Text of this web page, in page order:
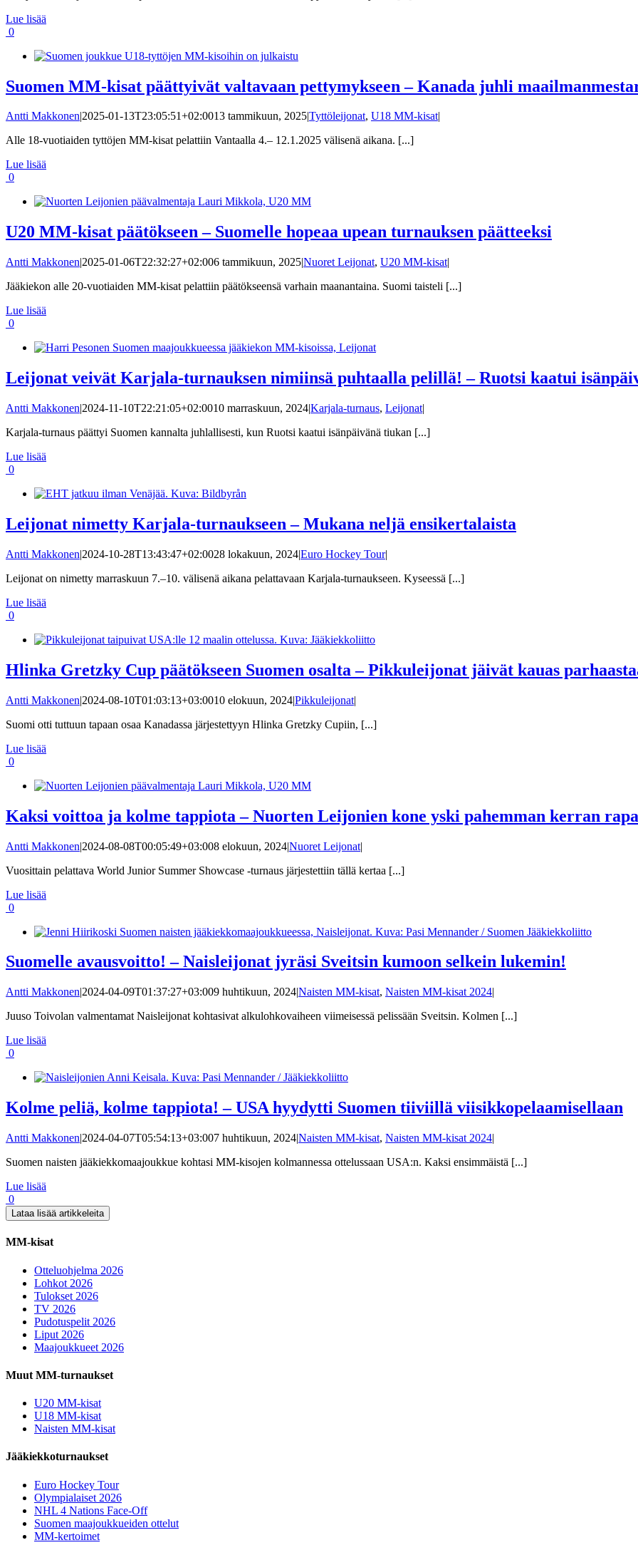
Lue lisää
0
Suomen MM-kisat päättyivät valtavaan pettymykseen – Kanada juhli
Antti Makkonen|2025-01-13T23:05:51+02:0013 tammikuun, 2025|Tyttöleijonat, U18 MM-kisat|
Alle 18-vuotiaiden tyttöjen MM-kisat pelattiin Vantaalla 4.– 12.1.2025 välisenä aikana. [...]
Lue lisää
0
U20 MM-kisat päätökseen – Suomelle hopeaa upean turnauksen päätteeksi
Antti Makkonen|2025-01-06T22:32:27+02:006 tammikuun, 2025|Nuoret Leijonat, U20 MM-kisat|
Jääkiekon alle 20-vuotiaiden MM-kisat pelattiin päätökseensä varhain maanantaina. Suomi taisteli [...]
Lue lisää
0
Leijonat veivät Karjala-turnauksen nimiinsä puhtaalla pelillä! – Ruotsi kaatui
Antti Makkonen|2024-11-10T22:21:05+02:0010 marraskuun, 2024|Karjala-turnaus, Leijonat|
Karjala-turnaus päättyi Suomen kannalta juhlallisesti, kun Ruotsi kaatui isänpäivänä tiukan [...]
Lue lisää
0
Leijonat nimetty Karjala-turnaukseen – Mukana neljä ensikertalaista
Antti Makkonen|2024-10-28T13:43:47+02:0028 lokakuun, 2024|Euro Hockey Tour|
Leijonat on nimetty marraskuun 7.–10. välisenä aikana pelattavaan Karjala-turnaukseen. Kyseessä [...]
Lue lisää
0
Hlinka Gretzky Cup päätökseen Suomen osalta – Pikkuleijonat jäivät kauas
Antti Makkonen|2024-08-10T01:03:13+03:0010 elokuun, 2024|Pikkuleijonat|
Suomi otti tuttuun tapaan osaa Kanadassa järjestettyyn Hlinka Gretzky Cupiin, [...]
Lue lisää
0
Kaksi voittoa ja kolme tappiota – Nuorten Leijonien kone yski pahemman kerran
Antti Makkonen|2024-08-08T00:05:49+03:008 elokuun, 2024|Nuoret Leijonat|
Vuosittain pelattava World Junior Summer Showcase -turnaus järjestettiin tällä kertaa [...]
Lue lisää
0
Suomelle avausvoitto! – Naisleijonat jyräsi Sveitsin kumoon selkein lukemin!
Antti Makkonen|2024-04-09T01:37:27+03:009 huhtikuun, 2024|Naisten MM-kisat, Naisten MM-kisat 2024|
Juuso Toivolan valmentamat Naisleijonat kohtasivat alkulohkovaiheen viimeisessä pelissään Sveitsin. Kolmen [...]
Lue lisää
0
Kolme peliä, kolme tappiota! – USA hyydytti Suomen tiiviillä viisikkopelaamisellaan
Antti Makkonen|2024-04-07T05:54:13+03:007 huhtikuun, 2024|Naisten MM-kisat, Naisten MM-kisat 2024|
Suomen naisten jääkiekkomaajoukkue kohtasi MM-kisojen kolmannessa ottelussaan USA:n. Kaksi ensimmäistä [...]
Lue lisää
0
Lataa lisää artikkeleita
MM-kisat
Otteluohjelma 2026
Lohkot 2026
Tulokset 2026
TV 2026
Pudotuspelit 2026
Liput 2026
Maajoukkueet 2026
Muut MM-turnaukset
U20 MM-kisat
U18 MM-kisat
Naisten MM-kisat
Jääkiekkoturnaukset
Euro Hockey Tour
Olympialaiset 2026
NHL 4 Nations Face-Off
Suomen maajoukkueiden ottelut
MM-kertoimet